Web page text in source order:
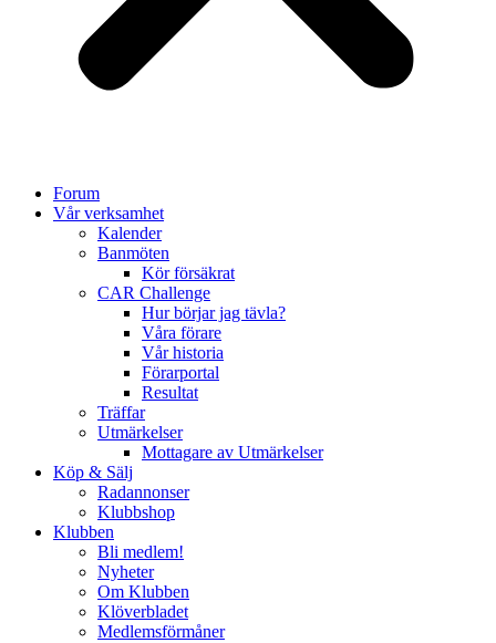
Forum
Vår verksamhet
Kalender
Banmöten
Kör försäkrat
CAR Challenge
Hur börjar jag tävla?
Våra förare
Vår historia
Förarportal
Resultat
Träffar
Utmärkelser
Mottagare av Utmärkelser
Köp & Sälj
Radannonser
Klubbshop
Klubben
Bli medlem!
Nyheter
Om Klubben
Klöverbladet
Medlemsförmåner